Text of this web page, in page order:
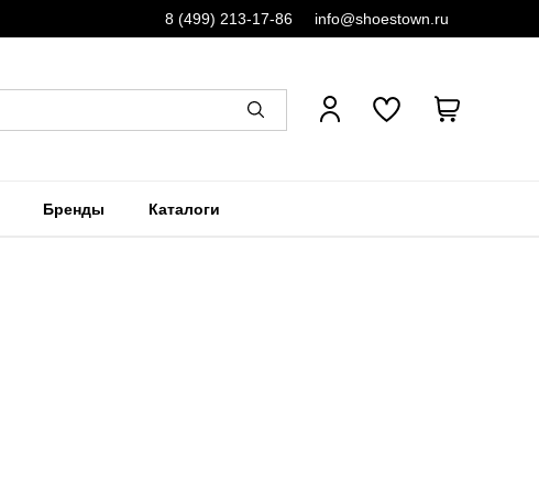
8 (499) 213-17-86 info@shoestown.ru
Бренды Каталоги